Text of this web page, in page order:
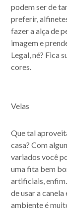
podem ser de
preferir,
fazer a alça de
imagem e
Legal, né? Fica
cores.
Velas
Que tal
casa? Com
variados você
uma fita bem
artificiais,
de usar a canela
ambiente é